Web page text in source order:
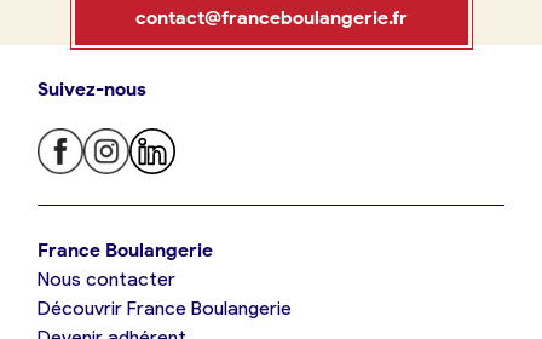
Je trouve ma boulangerie
Je suis boulanger
Je référence
ma
09 86 23 49 09
contact@franceboulangerie.fr
Suivez-nous
France Boulangerie
Nous contacter
Découvrir France Boulangerie